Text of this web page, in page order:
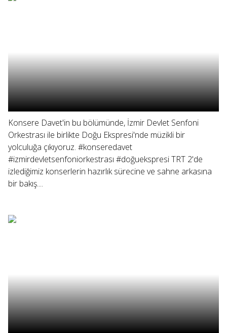
Konsere Davet'in bu bölümünde, İzmir Devlet Senfoni
Orkestrası ile birlikte Doğu Ekspresi'nde müzikli bir
yolculuğa çıkıyoruz. #konseredavet
#izmirdevletsenfoniorkestrası #doğuekspresi TRT 2'de
izlediğimiz konserlerin hazırlık sürecine ve sahne arkasına
bir bakış....